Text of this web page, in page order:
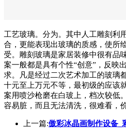
工艺玻璃。分为。其中人工雕刻利
合，更能表现出玻璃的质感，使所
受。雕刻玻璃是家居装修中很有品
案一般都是具有个性“创意”，反映
求。凡是经过二次艺术加工的玻璃
十元至上万元不等，最初级的应该
案用喷沙枪磨在白玻上，档次较低
容易脏，而且无法清洗，很难看，
上一篇:傲彩冰晶画制作设备_